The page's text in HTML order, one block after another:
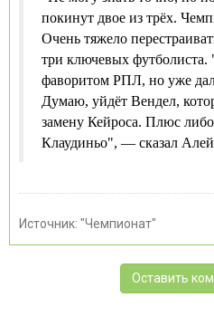
покинут двое из трёх.
Очень тяжело
три ключевых футболиста.
фаворитом РПЛ, но уже
Думаю, уйдёт Вендел,
замену Кейроса. Плюс
Клаудиньо", — сказал
Источник: "Чемпионат"
Оставить